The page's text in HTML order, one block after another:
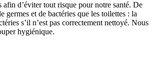
afin d’éviter tout risque pour notre santé. De
germes et de bactéries que les toilettes : la
s’il n’est pas correctement nettoyé. Nous
hygiénique.